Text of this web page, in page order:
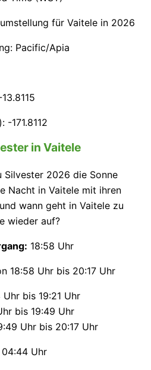
für Vaitele in 2026
Pacific/Apia
-171.8112
in Vaitele
Silvester 2026 die Sonne
Nacht in Vaitele mit ihren
wann geht in Vaitele zu
wieder auf?
18:58 Uhr
18:58 Uhr bis 20:17 Uhr
bis 19:21 Uhr
bis 19:49 Uhr
Uhr bis 20:17 Uhr
04:44 Uhr